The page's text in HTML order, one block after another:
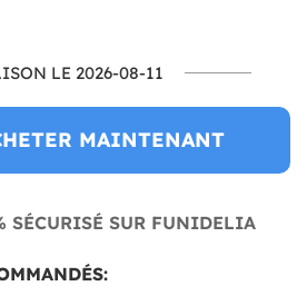
LE 2026-08-11
MAINTENANT
SÉCURISÉ SUR FUNIDELIA